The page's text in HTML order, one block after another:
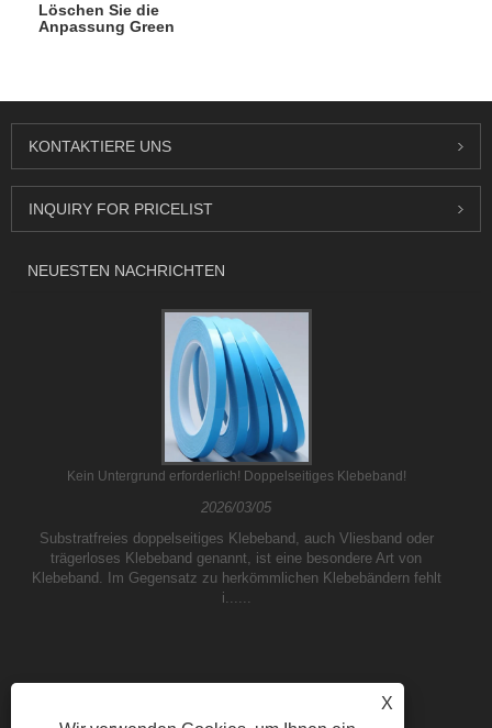
Löschen Sie die
Anpassung Green
KONTAKTIERE UNS
INQUIRY FOR PRICELIST
NEUESTEN NACHRICHTEN
Kein Untergrund erforderlich! Doppelseitiges Klebeband!
2026/03/05
Substratfreies doppelseitiges Klebeband, auch Vliesband oder
trägerloses Klebeband genannt, ist eine besondere Art von
Klebeband. Im Gegensatz zu herkömmlichen Klebebändern fehlt
i......
X